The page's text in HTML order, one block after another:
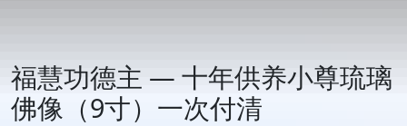
福慧功德主 — 十年供养小尊琉璃
佛像（9寸）一次付清